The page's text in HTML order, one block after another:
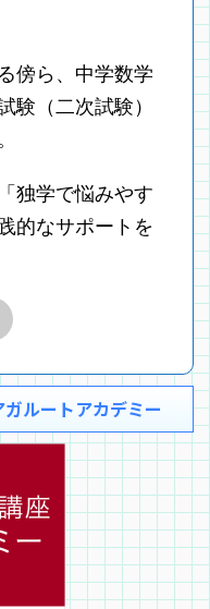
傍ら、中学数学
験（二次試験）
独学で悩みやす
的なサポートを
ガルートアカデミー